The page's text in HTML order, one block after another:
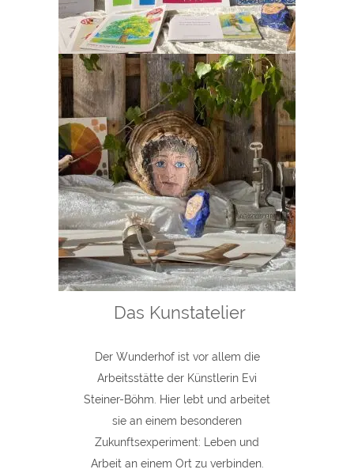
Das Kunstatelier
Der Wunderhof ist vor allem die
Arbeitsstätte der Künstlerin Evi
Steiner-Böhm. Hier lebt und arbeitet
sie an einem besonderen
Zukunftsexperiment: Leben und
Arbeit an einem Ort zu verbinden.